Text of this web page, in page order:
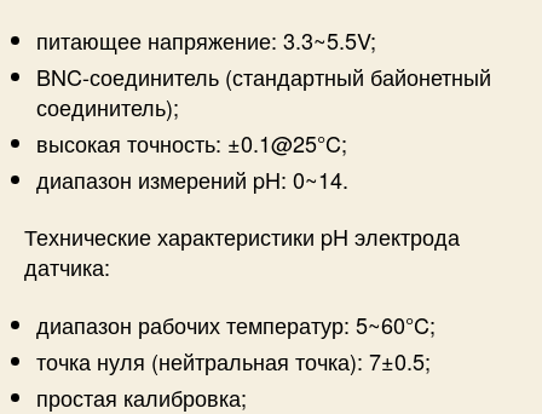
питающее напряжение: 3.3~5.5V;
BNC-соединитель (стандартный байонетный
соединитель);
высокая точность: ±0.1@25°C;
диапазон измерений pH: 0~14.
Технические характеристики pH электрода
датчика:
диапазон рабочих температур: 5~60°C;
точка нуля (нейтральная точка): 7±0.5;
простая калибровка;